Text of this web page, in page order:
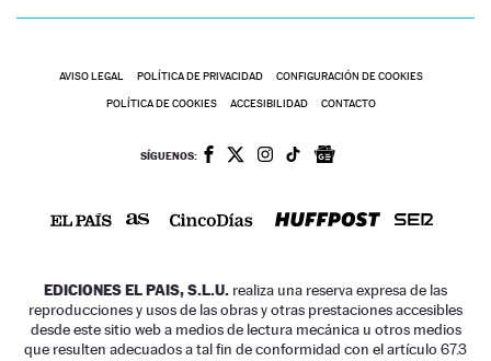
AVISO LEGAL POLÍTICA DE PRIVACIDAD CONFIGURACIÓN DE COOKIES
POLÍTICA DE COOKIES ACCESIBILIDAD CONTACTO
SÍGUENOS:
EDICIONES EL PAIS, S.L.U. realiza una reserva expresa de las
reproducciones y usos de las obras y otras prestaciones accesibles
desde este sitio web a medios de lectura mecánica u otros medios
que resulten adecuados a tal fin de conformidad con el artículo 67.3